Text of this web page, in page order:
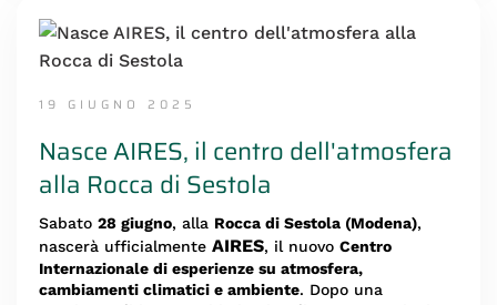
19 GIUGNO 2025
Nasce AIRES, il centro dell'atmosfera
alla Rocca di Sestola
Sabato 28 giugno, alla Rocca di Sestola (Modena),
nascerà ufficialmente AIRES, il nuovo Centro
Internazionale di esperienze su atmosfera,
cambiamenti climatici e ambiente. Dopo una